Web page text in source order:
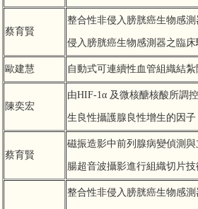
蔡育賢
整合性非侵入膀胱癌生物感
侵入膀胱癌生物感測器之臨
歐建慧 自動式可連續性血管組織結
陳奕宏
由HIF-1α 及微核醣核酸所調
生良性攝護腺良性增生的因子
蔡育賢
磁振造影中前列腺病變偵測
腸超音波攝影進行組織切片
整合性非侵入膀胱癌生物感測